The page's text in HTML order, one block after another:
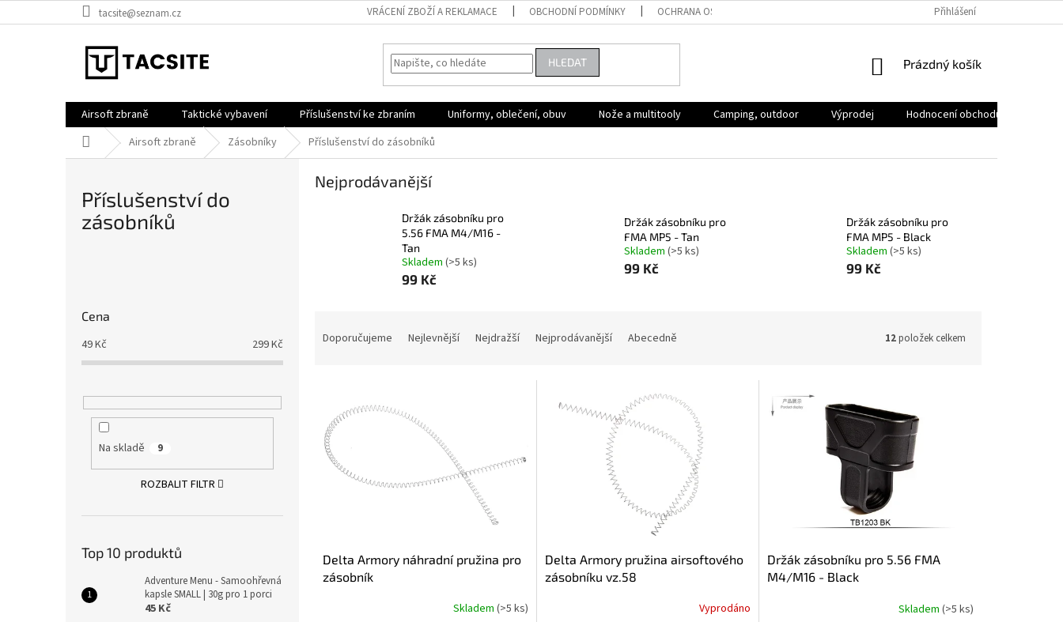
na
tacsite@seznam.cz VRÁCENÍ ZBOŽÍ A REKLAMACE OBCHODNÍ PODMÍNKY OCHRANA OSOBNÍCH ÚDAJŮ Přihlášení
HLEDAT
NÁKUPNÍ
Prázdný košík
Airsoft zbraně Taktické vybavení Příslušenství ke zbraním Uniformy, oblečení, obuv Nože a multitooly Camping, outdoor Výprodej Hodnocení obchodu
Domů Airsoft zbraně Zásobníky Příslušenství do zásobníků
Příslušenství do
zásobníků
Cena
49Kč 299Kč
Na skladě 9
ROZBALIT FILTR
Top 10 produktů
Adventure Menu - Samoohřevná
kapsle SMALL | 30g pro 1 porci
45 Kč
Nejprodávanější
Držák zásobníku pro
5.56 FMA M4/M16 -
Tan
Skladem (>5 ks)
99 Kč
Držák zásobníku pro
FMA MP5 - Tan
Skladem (>5 ks)
99 Kč
Držák zásobníku pro
FMA MP5 - Black
Skladem (>5 ks)
99 Kč
Doporučujeme Nejlevnější Nejdražší Nejprodávanější Abecedně 12položek celkem
Delta Armory náhradní pružina pro
zásobník
Skladem (>5 ks)
Delta Armory pružina airsoftového
zásobníku vz.58
Vyprodáno
Držák zásobníku pro 5.56 FMA
M4/M16 - Black
Skladem (>5 ks)